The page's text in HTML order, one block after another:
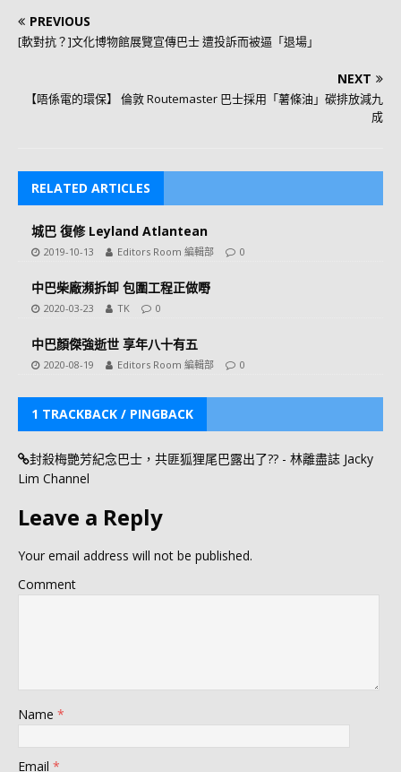
PREVIOUS
[軟對抗？]文化博物館展覽宣傳巴士 遭投訴而被逼「退場」
NEXT
【唔係電的環保】 倫敦 Routemaster 巴士採用「薯條油」碳排放減九
成
RELATED ARTICLES
城巴 復修 Leyland Atlantean
2019-10-13 Editors Room 編輯部 0
中巴柴廠瀕拆卸 包圍工程正做嘢
2020-03-23 TK 0
中巴顏傑強逝世 享年八十有五
2020-08-19 Editors Room 編輯部 0
1 TRACKBACK / PINGBACK
封殺梅艷芳紀念巴士，共匪狐狸尾巴露出了?? - 林離盡誌 Jacky
Lim Channel
Leave a Reply
Your email address will not be published.
Comment
Name *
Email *